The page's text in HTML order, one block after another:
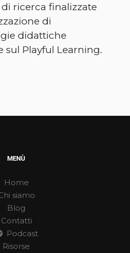
ricerca finalizzate
di
didattiche
sul Playful Learning.
MENÙ
Home
siamo
Blog
Contatti
Podcast
Risorse